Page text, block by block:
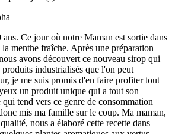
Ce jour où notre Maman est sortie dans
menthe fraîche. Après une préparation
avons découvert ce nouveau sirop qui
industrialisés que l'on peut
je me suis promis d'en faire profiter tout
un produit unique qui a tout son
tend vers ce genre de consommation
mis ma famille sur le coup. Ma maman,
nous a élaboré cette recette dans